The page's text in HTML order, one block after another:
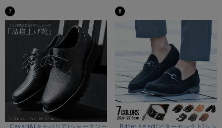
7
CavariA(キャバリア)シャークソールブラックコンビネーションモカシン
8
Bitter select(ビターセレクト)シン